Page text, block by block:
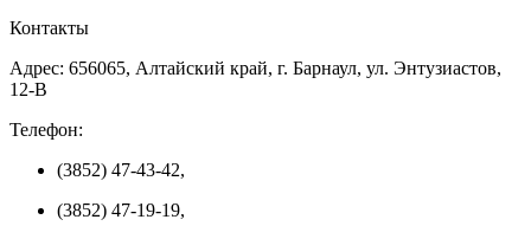
Контакты
Адрес: 656065, Алтайский край, г. Барнаул, ул. Энтузиастов,
12-В
Телефон:
(3852) 47-43-42,
(3852) 47-19-19,